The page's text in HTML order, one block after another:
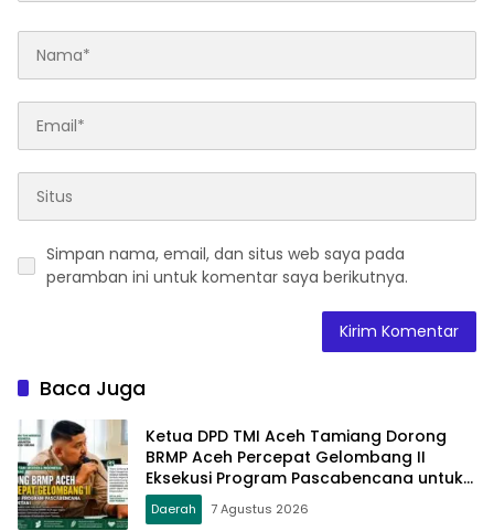
Simpan nama, email, dan situs web saya pada
peramban ini untuk komentar saya berikutnya.
Baca Juga
Ketua DPD TMI Aceh Tamiang Dorong
BRMP Aceh Percepat Gelombang II
Eksekusi Program Pascabencana untuk
Petani
Daerah 7 Agustus 2026